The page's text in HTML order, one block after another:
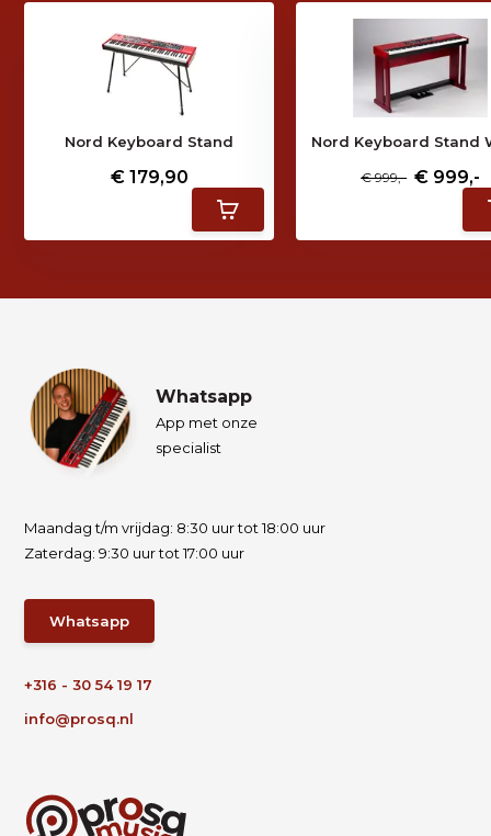
Nord Keyboard Stand
€ 179,90
Nord Keyboard Stand
€ 999,- € 999,-
Whatsapp
App met onze
specialist
Maandag t/m vrijdag: 8:30 uur tot 18:00 uur
Zaterdag: 9:30 uur tot 17:00 uur
Whatsapp
+316 - 30 54 19 17
info@prosq.nl